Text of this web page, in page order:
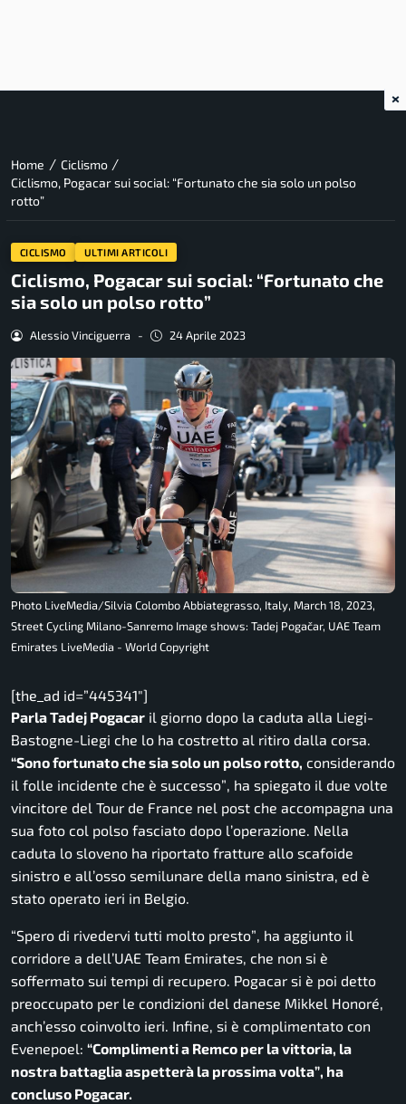
Home / Ciclismo /
Ciclismo, Pogacar sui social: “Fortunato che sia solo un polso
rotto”
CICLISMO ULTIMI ARTICOLI
Ciclismo, Pogacar sui social: “Fortunato che
sia solo un polso rotto”
Alessio Vinciguerra - 24 Aprile 2023
Photo LiveMedia/Silvia Colombo Abbiategrasso, Italy, March 18, 2023,
Street Cycling Milano-Sanremo Image shows: Tadej Pogačar, UAE Team
Emirates LiveMedia - World Copyright
[the_ad id=”445341″]
Parla Tadej Pogacar il giorno dopo la caduta alla Liegi-
Bastogne-Liegi che lo ha costretto al ritiro dalla corsa.
“Sono fortunato che sia solo un polso rotto, considerando
il folle incidente che è successo”, ha spiegato il due volte
vincitore del Tour de France nel post che accompagna una
sua foto col polso fasciato dopo l’operazione. Nella
caduta lo sloveno ha riportato fratture allo scafoide
sinistro e all’osso semilunare della mano sinistra, ed è
stato operato ieri in Belgio.
“Spero di rivedervi tutti molto presto”, ha aggiunto il
corridore a dell’UAE Team Emirates, che non si è
soffermato sui tempi di recupero. Pogacar si è poi detto
preoccupato per le condizioni del danese Mikkel Honoré,
anch’esso coinvolto ieri. Infine, si è complimentato con
Evenepoel: “Complimenti a Remco per la vittoria, la
nostra battaglia aspetterà la prossima volta”, ha
concluso Pogacar.
×